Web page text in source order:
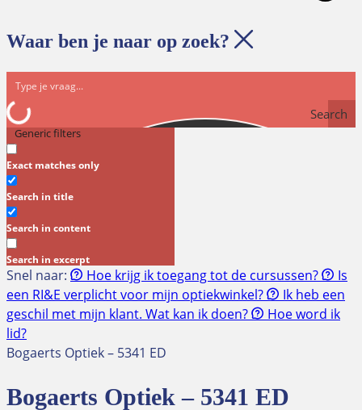
Waar ben je naar op zoek?
Search
Generic filters
Exact matches only
Search in title
Search in content
Search in excerpt
Snel naar: Hoe krijg ik toegang tot de cursussen?
Is
een RI&E verplicht voor mijn optiekwinkel?
Ik heb een
geschil met mijn klant. Wat kan ik doen?
Hoe word ik
lid?
Bogaerts Optiek – 5341 ED
Bogaerts Optiek – 5341 ED